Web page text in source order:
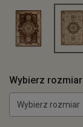
Wybierz
Wybierz rozmiar